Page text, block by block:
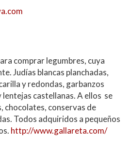
comprar legumbres, cuya
Judías blancas planchadas,
y redondas, garbanzos
lentejas castellanas. A ellos se
chocolates, conservas de
Todos adquiridos a pequeños
http://www.gallareta.com/